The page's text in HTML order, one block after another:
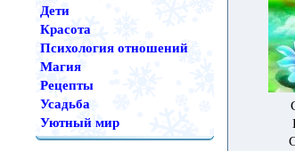
Дети
Красота
Психология отношений
Магия
Рецепты
Усадьба
Уютный мир